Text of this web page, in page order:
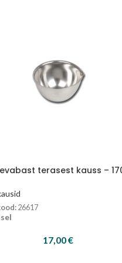
terasest kauss –
26617
17,00€